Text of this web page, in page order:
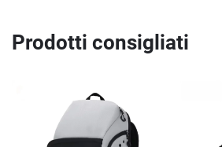
Prodotti consigliati